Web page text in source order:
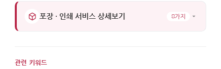
포장 · 인쇄 서비스 상세보기 8가지
관련 키워드